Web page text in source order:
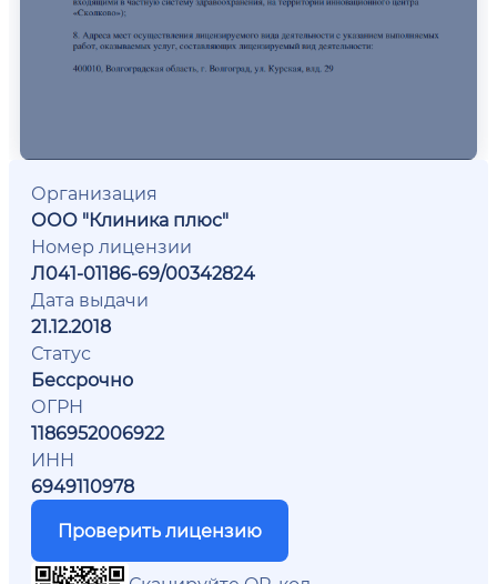
Организация
ООО "Клиника плюс"
Номер лицензии
Л041-01186-69/00342824
Дата выдачи
21.12.2018
Статус
Бессрочно
ОГРН
1186952006922
ИНН
6949110978
Проверить лицензию